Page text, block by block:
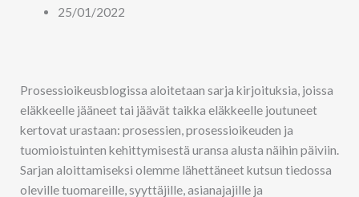
25/01/2022
Prosessioikeusblogissa aloitetaan sarja kirjoituksia, joissa
eläkkeelle jääneet tai jäävät taikka eläkkeelle joutuneet
kertovat urastaan: prosessien, prosessioikeuden ja
tuomioistuinten kehittymisestä uransa alusta näihin päiviin.
Sarjan aloittamiseksi olemme lähettäneet kutsun tiedossa
oleville tuomareille, syyttäjille, asianajajille ja